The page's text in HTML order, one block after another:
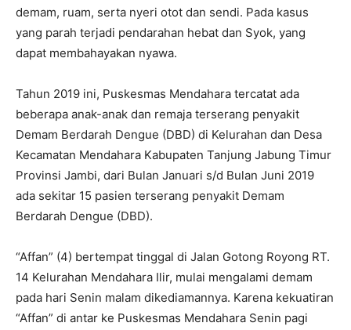
demam, ruam, serta nyeri otot dan sendi. Pada kasus
yang parah terjadi pendarahan hebat dan Syok, yang
dapat membahayakan nyawa.
Tahun 2019 ini, Puskesmas Mendahara tercatat ada
beberapa anak-anak dan remaja terserang penyakit
Demam Berdarah Dengue (DBD) di Kelurahan dan Desa
Kecamatan Mendahara Kabupaten Tanjung Jabung Timur
Provinsi Jambi, dari Bulan Januari s/d Bulan Juni 2019
ada sekitar 15 pasien terserang penyakit Demam
Berdarah Dengue (DBD).
“Affan” (4) bertempat tinggal di Jalan Gotong Royong RT.
14 Kelurahan Mendahara Ilir, mulai mengalami demam
pada hari Senin malam dikediamannya. Karena kekuatiran
“Affan” di antar ke Puskesmas Mendahara Senin pagi